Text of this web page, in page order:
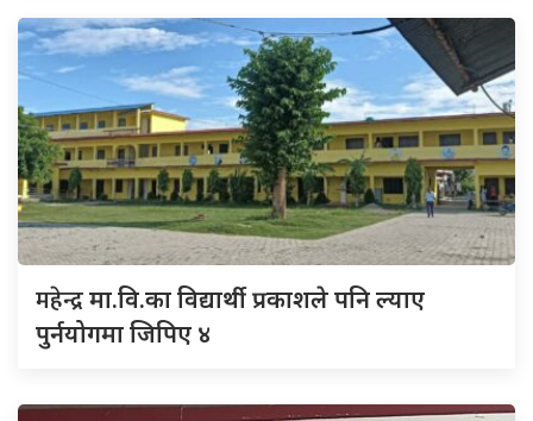
महेन्द्रमा.वि.का विद्यार्थी प्रकाशले पनि ल्याए
पुर्नयोगमा जिपिए ४